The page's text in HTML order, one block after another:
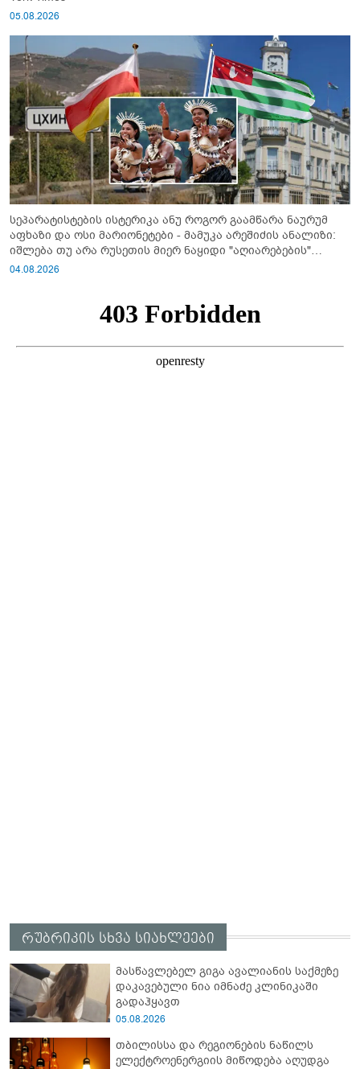
05.08.2026
სეპარატისტების ისტერიკა ანუ როგორ გაამწარა ნაურუმ
აფხაზი და ოსი მარიონეტები - მამუკა არეშიძის ანალიზი:
იშლება თუ არა რუსეთის მიერ ნაყიდი "აღიარებების"
სისტემა?!
04.08.2026
რუბრიკის სხვა სიახლეები
მასწავლებელ გიგა ავალიანის საქმეზე
დაკავებული ნია იმნაძე კლინიკაში
გადაჰყავთ
05.08.2026
თბილისსა და რეგიონების ნაწილს
ელექტროენერგიის მიწოდება აღუდგა